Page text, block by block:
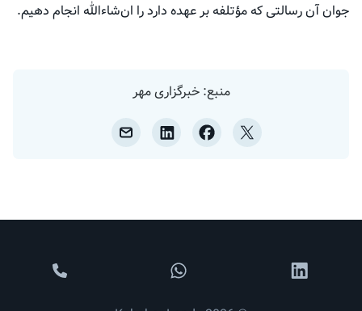
جوان آن رسالتی که مؤتلفه بر عهده دارد را ان‌شاءالله انجام دهیم.
منبع: خبرگزاری مهر